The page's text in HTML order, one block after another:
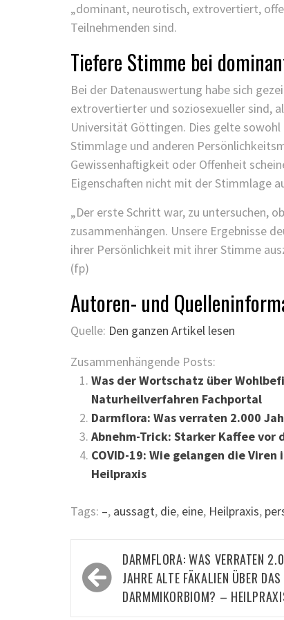
„dominant, neurotisch, extrovertiert,
Teilnehmenden sind.
Tiefere Stimme bei
Bei der Datenauswertung habe sich
extrovertierter und soziosexueller sind,
Universität Göttingen. Dies gelte sowohl
Stimmlage und anderen
Gewissenhaftigkeit oder Offenheit
Eigenschaften nicht mit der Stimmlage
„Der erste Schritt war, zu untersuchen,
zusammenhängen. Unsere Ergebnisse
ihrer Persönlichkeit mit ihrer Stimme
(fp)
Autoren- und
Quelle: Den ganzen Artikel lesen
Zusammenhängende Posts:
Was der Wortschatz über
Naturheilverfahren Fachportal
Darmflora: Was verraten 2.000
Abnehm-Trick: Starker Kaffee
COVID-19: Wie gelangen die
Heilpraxis
Tags: –, aussagt, die, eine, Heilpraxis,
Beitragsnavigation
DARMFLORA: WAS VERRATEN
JAHRE ALTE FÄKALIEN ÜBER DAS
DARMMIKORBIOM? –